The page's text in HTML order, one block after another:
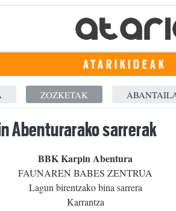
ATARIKIDEAK
ZOZKETAK
Abenturarako sarrerak
BBK Karpin Abentura
FAUNAREN BABES ZENTRUA
Lagun birentzako bina sarrera
Karrantza